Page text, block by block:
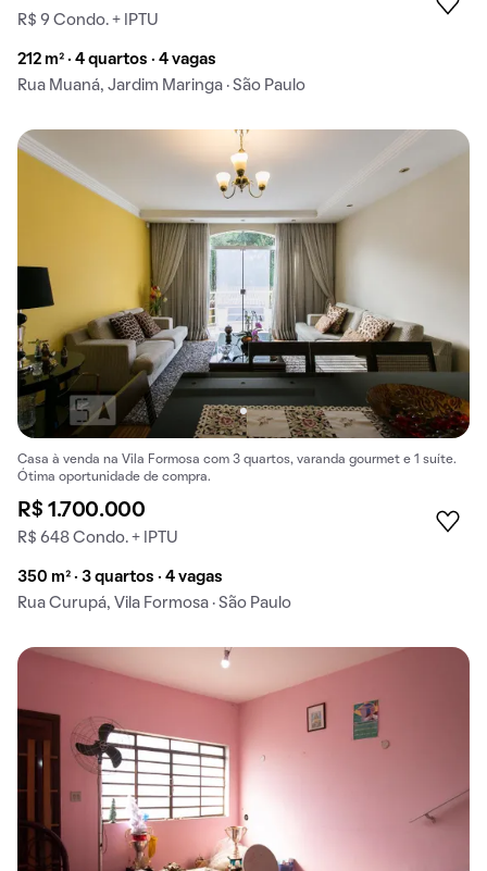
R$ 9 Condo. + IPTU
212 m² · 4 quartos · 4 vagas
Rua Muaná, Jardim Maringa · São Paulo
Casa à venda na Vila Formosa com 3 quartos, varanda gourmet e 1 suíte.
Ótima oportunidade de compra.
R$ 1.700.000
R$ 648 Condo. + IPTU
350 m² · 3 quartos · 4 vagas
Rua Curupá, Vila Formosa · São Paulo